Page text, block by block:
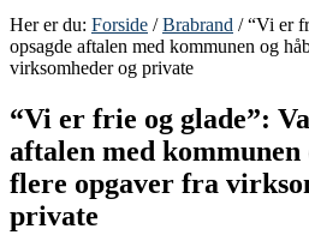
Her er du: Forside /Brabrand / “Vi er
opsagde aftalen med kommunen og
virksomheder og private
“Vi er frie og glade”:
aftalen med kommunen
flere opgaver fra
private